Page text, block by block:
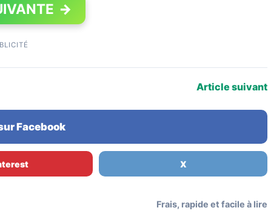
→
Article suivant
Facebook
X
Frais, rapide et facile à lire